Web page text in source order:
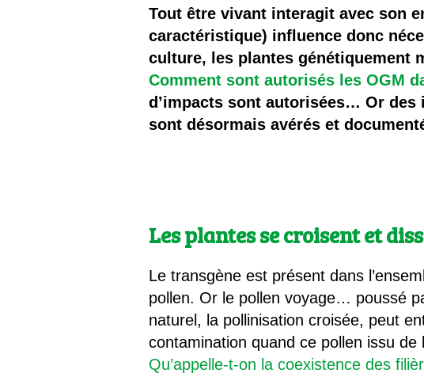
Il y a
Quels sont
Tout être vivant interagit avec son
caractéristique) influence donc
culture, les plantes génétiquement
Comment sont autorisés les OGM
d’impacts sont autorisées… Or
sont désormais avérés et
Les plantes se croisent et
Le transgène est présent dans
pollen. Or le pollen voyage… poussé
naturel, la pollinisation croisée, peut
contamination quand ce pollen issu
Qu’appelle-t-on la coexistence des